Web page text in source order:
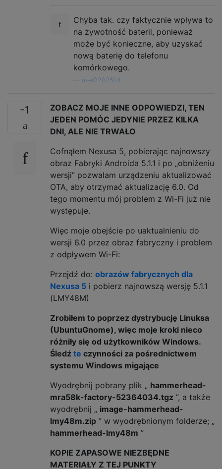
Chyba tak. czy faktycznie wpływa to
na żywotność baterii, ponieważ
może być konieczne, aby uzyskać
nową baterię do telefonu
komórkowego.
user3283504
-1
ZOBACZ MOJE INNE ODPOWIEDZI, TEN
JEDEN POMÓC JEDYNIE PRZEZ KILKA
DNI, ALE NIE TRWAŁO
Cofnąłem Nexusa 5, pobierając najnowszy
obraz Fabryki Androida 5.1.1 i po „obniżeniu
wersji” pozwalam urządzeniu aktualizować
OTA, aby otrzymać aktualizację 6.0. Od
tego momentu mój problem z Wi-Fi już nie
występuje.
Więc moje obejście po uaktualnieniu do
wersji 6.0 przez obraz fabryczny i problem
z odpływem Wi-Fi:
Przejdź do: obrazów fabrycznych dla
Nexusa 5 i pobierz najnowszą wersję 5.1.1
(LMY48M)
Zrobiłem to poprzez dystrybucję Linuksa
(UbuntuGnome), więc moje kroki nieco
różniły się od użytkowników Windows.
Śledź te czynności za pośrednictwem
systemu Windows migające
Wyodrębnij pobrany plik „ hammerhead-
mra58k-factory-52364034.tgz ”, a także
wyodrębnij „ image-hammerhead-
lmy48m.zip ” w wyodrębnionym folderze; „
hammerhead-lmy48m ”
KOPIE ZAPASOWE NIEZBĘDNE
MATERIAŁY Z TEJ PUNKTY